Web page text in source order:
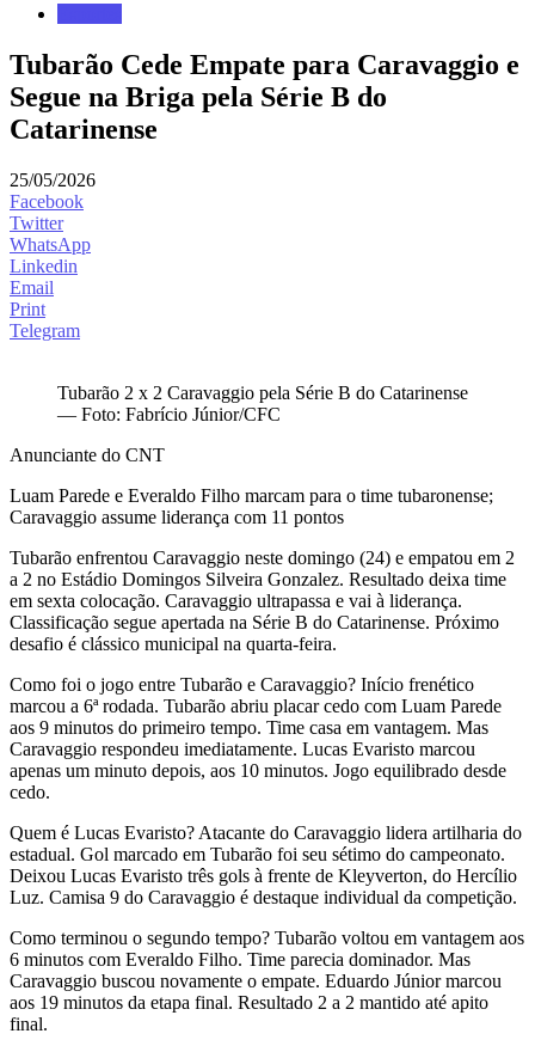
Tubarão Cede Empate para Caravaggio e
Segue na Briga pela Série B do
Catarinense
25/05/2026
Facebook
Twitter
WhatsApp
Linkedin
Email
Print
Telegram
Tubarão 2 x 2 Caravaggio pela Série B do Catarinense
— Foto: Fabrício Júnior/CFC
Anunciante do CNT
Luam Parede e Everaldo Filho marcam para o time tubaronense;
Caravaggio assume liderança com 11 pontos
Tubarão enfrentou Caravaggio neste domingo (24) e empatou em 2
a 2 no Estádio Domingos Silveira Gonzalez. Resultado deixa time
em sexta colocação. Caravaggio ultrapassa e vai à liderança.
Classificação segue apertada na Série B do Catarinense. Próximo
desafio é clássico municipal na quarta-feira.
Como foi o jogo entre Tubarão e Caravaggio? Início frenético
marcou a 6ª rodada. Tubarão abriu placar cedo com Luam Parede
aos 9 minutos do primeiro tempo. Time casa em vantagem. Mas
Caravaggio respondeu imediatamente. Lucas Evaristo marcou
apenas um minuto depois, aos 10 minutos. Jogo equilibrado desde
cedo.
Quem é Lucas Evaristo? Atacante do Caravaggio lidera artilharia do
estadual. Gol marcado em Tubarão foi seu sétimo do campeonato.
Deixou Lucas Evaristo três gols à frente de Kleyverton, do Hercílio
Luz. Camisa 9 do Caravaggio é destaque individual da competição.
Como terminou o segundo tempo? Tubarão voltou em vantagem aos
6 minutos com Everaldo Filho. Time parecia dominador. Mas
Caravaggio buscou novamente o empate. Eduardo Júnior marcou
aos 19 minutos da etapa final. Resultado 2 a 2 mantido até apito
final.